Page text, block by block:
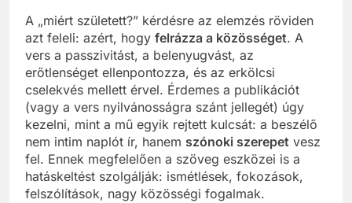
A „miért született?” kérdésre az elemzés röviden
azt feleli: azért, hogy felrázza a közösséget. A
vers a passzivitást, a belenyugvást, az
erőtlenséget ellenpontozza, és az erkölcsi
cselekvés mellett érvel. Érdemes a publikációt
(vagy a vers nyilvánosságra szánt jellegét) úgy
kezelni, mint a mű egyik rejtett kulcsát: a beszélő
nem intim naplót ír, hanem szónoki szerepet vesz
fel. Ennek megfelelően a szöveg eszközei is a
hatáskeltést szolgálják: ismétlések, fokozások,
felszólítások, nagy közösségi fogalmak.